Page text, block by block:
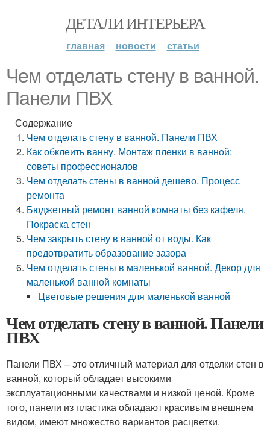
ДЕТАЛИ ИНТЕРЬЕРА
главная новости статьи
Чем отделать стену в ванной.
Панели ПВХ
Содержание
Чем отделать стену в ванной. Панели ПВХ
Как обклеить ванну. Монтаж пленки в ванной:
советы профессионалов
Чем отделать стены в ванной дешево. Процесс
ремонта
Бюджетный ремонт ванной комнаты без кафеля.
Покраска стен
Чем закрыть стену в ванной от воды. Как
предотвратить образование зазора
Чем отделать стены в маленькой ванной. Декор для
маленькой ванной комнаты
Цветовые решения для маленькой ванной
Чем отделать стену в ванной. Панели
ПВХ
Панели ПВХ – это отличный материал для отделки стен в
ванной, который обладает высокими
эксплуатационными качествами и низкой ценой. Кроме
того, панели из пластика обладают красивым внешнем
видом, имеют множество вариантов расцветки.